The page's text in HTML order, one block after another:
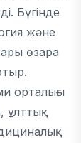
Бүгінде
және
өзара
орталығы
ұлттық